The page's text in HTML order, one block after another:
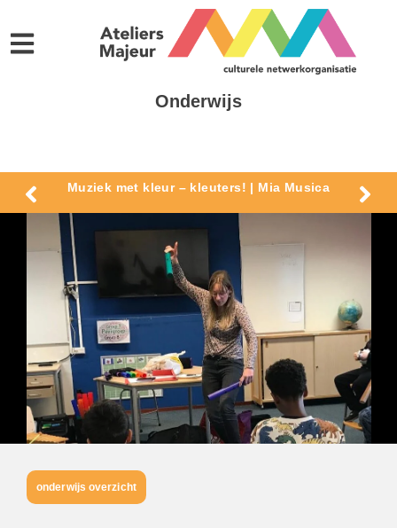
Onderwijs
Muziek met kleur – kleuters! | Mia Musica
onderwijs overzicht